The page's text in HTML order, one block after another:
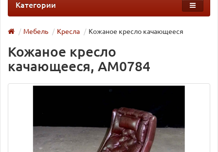
Категории
Мебель Кресла Кожаное кресло качающееся
Кожаное кресло
качающееся, AM0784